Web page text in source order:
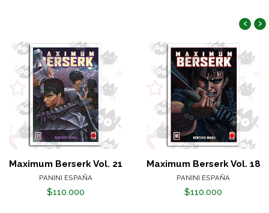
Maximum Berserk Vol. 21
PANINI ESPAÑA
$110.000
Maximum Berserk Vol. 18
PANINI ESPAÑA
$110.000
‹ ›